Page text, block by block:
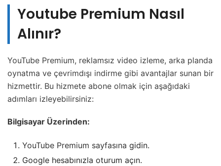
Youtube Premium Nasıl
Alınır?
YouTube Premium, reklamsız video izleme, arka planda
oynatma ve çevrimdışı indirme gibi avantajlar sunan bir
hizmettir. Bu hizmete abone olmak için aşağıdaki
adımları izleyebilirsiniz:
Bilgisayar Üzerinden:
YouTube Premium sayfasına gidin.
Google hesabınızla oturum açın.